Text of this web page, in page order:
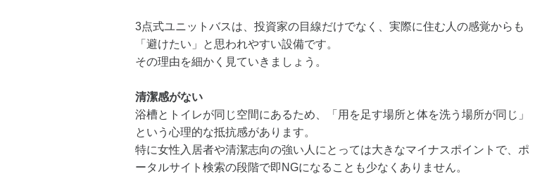
3点式ユニットバスは、投資家の目線だけでなく、実際に住む人の感覚からも
「避けたい」と思われやすい設備です。
その理由を細かく見ていきましょう。
清潔感がない
浴槽とトイレが同じ空間にあるため、「用を足す場所と体を洗う場所が同じ」
という心理的な抵抗感があります。
特に女性入居者や清潔志向の強い人にとっては大きなマイナスポイントで、ポ
ータルサイト検索の段階で即NGになることも少なくありません。